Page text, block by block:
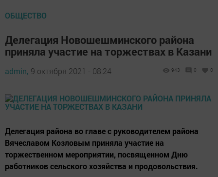
ОБЩЕСТВО
Делегация Новошешминского района
приняла участие на торжествах в Казани
admin, 9 октября 2021 - 08:24 943 0 0
Делегация района во главе с руководителем района
Вячеславом Козловым приняла участие на
торжественном мероприятии, посвященном Дню
работников сельского хозяйства и продовольствия.